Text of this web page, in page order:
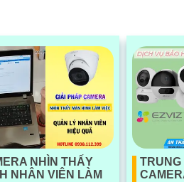
NHÌN THẤY
NHÂN VIÊN LÀM
TRUNG